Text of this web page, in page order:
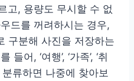
고, 용량도 무시할 수 없
드를 꺼려하시는 경우,
구분해 사진을 저장하는
어, ‘여행’, ‘가족’, ‘취
류하면 나중에 찾아보